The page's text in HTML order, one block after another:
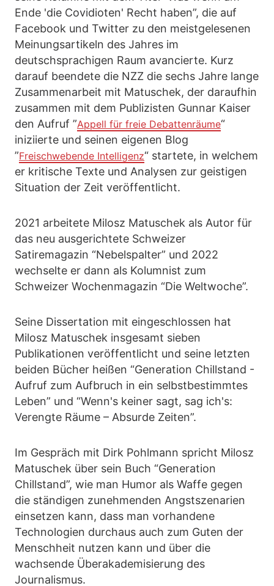
Ende 'die Covidioten' Recht haben”, die auf
Facebook und Twitter zu den meistgelesenen
Meinungsartikeln des Jahres im
deutschsprachigen Raum avancierte. Kurz
darauf beendete die NZZ die sechs Jahre lange
Zusammenarbeit mit Matuschek, der daraufhin
zusammen mit dem Publizisten Gunnar Kaiser
den Aufruf ”Appell für freie Debattenräume“
iniziierte und seinen eigenen Blog
”Freischwebende Intelligenz“ startete, in welchem
er kritische Texte und Analysen zur geistigen
Situation der Zeit veröffentlicht.
2021 arbeitete Milosz Matuschek als Autor für
das neu ausgerichtete Schweizer
Satiremagazin “Nebelspalter” und 2022
wechselte er dann als Kolumnist zum
Schweizer Wochenmagazin “Die Weltwoche”.
Seine Dissertation mit eingeschlossen hat
Milosz Matuschek insgesamt sieben
Publikationen veröffentlicht und seine letzten
beiden Bücher heißen “Generation Chillstand -
Aufruf zum Aufbruch in ein selbstbestimmtes
Leben” und “Wenn's keiner sagt, sag ich's:
Verengte Räume – Absurde Zeiten”.
Im Gespräch mit Dirk Pohlmann spricht Milosz
Matuschek über sein Buch “Generation
Chillstand”, wie man Humor als Waffe gegen
die ständigen zunehmenden Angstszenarien
einsetzen kann, dass man vorhandene
Technologien durchaus auch zum Guten der
Menschheit nutzen kann und über die
wachsende Überakademisierung des
Journalismus.